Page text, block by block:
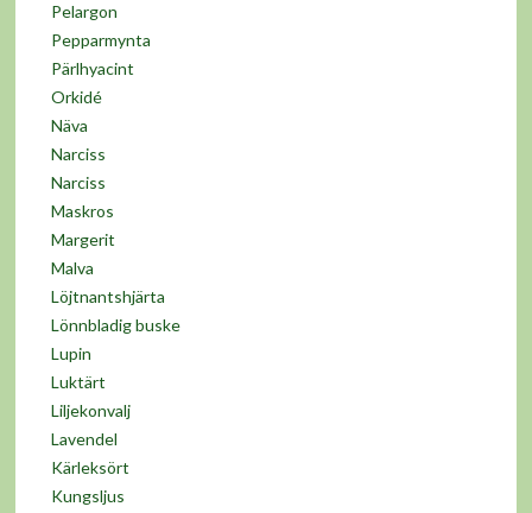
Pelargon
Pepparmynta
Pärlhyacint
Orkidé
Näva
Narciss
Narciss
Maskros
Margerit
Malva
Löjtnantshjärta
Lönnbladig buske
Lupin
Luktärt
Liljekonvalj
Lavendel
Kärleksört
Kungsljus